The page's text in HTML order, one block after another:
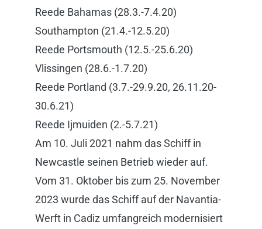
Reede Bahamas (28.3.-7.4.20)
Southampton (21.4.-12.5.20)
Reede Portsmouth (12.5.-25.6.20)
Vlissingen (28.6.-1.7.20)
Reede Portland (3.7.-29.9.20, 26.11.20-
30.6.21)
Reede Ijmuiden (2.-5.7.21)
Am 10. Juli 2021 nahm das Schiff in
Newcastle seinen Betrieb wieder auf.
Vom 31. Oktober bis zum 25. November
2023 wurde das Schiff auf der Navantia-
Werft in Cadiz umfangreich modernisiert